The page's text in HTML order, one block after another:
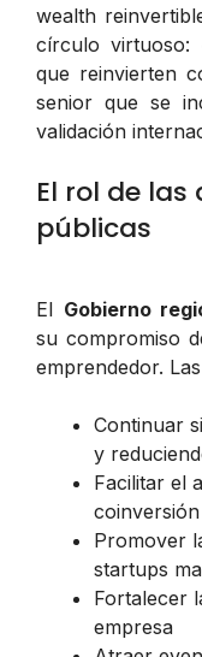
wealth
círculo virtuoso:
que reinvierten
senior que se
validación
El rol de
públicas
El Gobierno
su compromiso
emprendedor.
Continuar
y
Facilitar el
Promover
startups
Fortalecer
empresa